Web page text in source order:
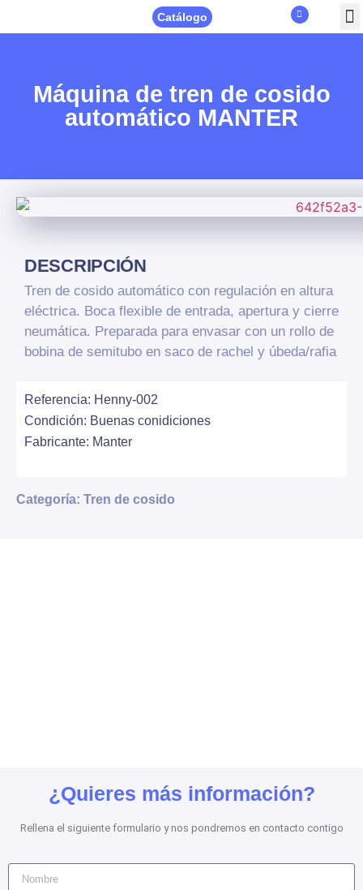
Catálogo
Máquina de tren de cosido
automático MANTER
DESCRIPCIÓN
Tren de cosido automático con regulación en altura
eléctrica. Boca flexible de entrada, apertura y cierre
neumática. Preparada para envasar con un rollo de
bobina de semitubo en saco de rachel y úbeda/rafia
Referencia: Henny-002
Condición: Buenas conidiciones
Fabricante: Manter
Categoría: Tren de cosido
¿Quieres más información?
Rellena el siguiente formulario y nos pondremos en contacto contigo